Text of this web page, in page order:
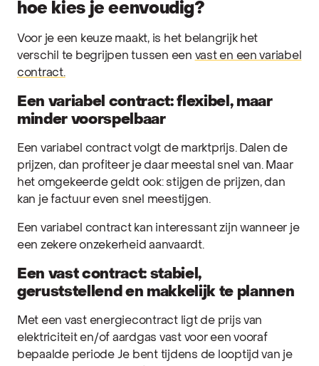
hoe kies je eenvoudig?
Voor je een keuze maakt, is het belangrijk het
verschil te begrijpen tussen een vast en een variabel
contract.
Een variabel contract: flexibel, maar
minder voorspelbaar
Een variabel contract volgt de marktprijs. Dalen de
prijzen, dan profiteer je daar meestal snel van. Maar
het omgekeerde geldt ook: stijgen de prijzen, dan
kan je factuur even snel meestijgen.
Een variabel contract kan interessant zijn wanneer je
een zekere onzekerheid aanvaardt.
Een vast contract: stabiel,
geruststellend en makkelijk te plannen
Met een vast energiecontract ligt de prijs van
elektriciteit en/of aardgas vast voor een vooraf
bepaalde periode Je bent tijdens de looptijd van je